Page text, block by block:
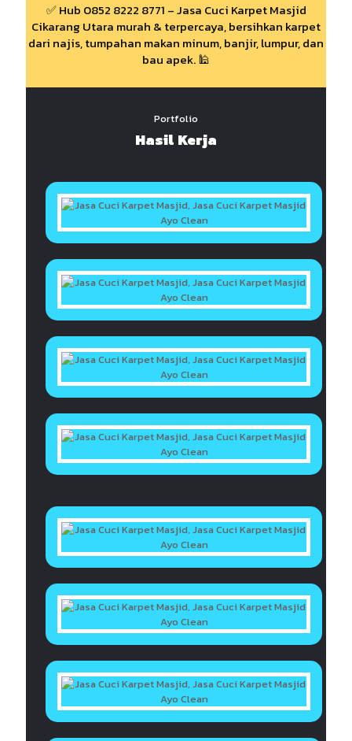
✅ Hub 0852 8222 8771 – Jasa Cuci Karpet Masjid
Cikarang Utara murah & terpercaya, bersihkan karpet
dari najis, tumpahan makan minum, banjir, lumpur, dan
bau apek. 🕌
Portfolio
Hasil Kerja